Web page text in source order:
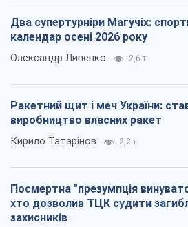
Два супертурніри Магучіх:
календар осені 2026 року
Олександр Липенко 2,6 т.
Ракетний щит і меч України:
виробництво власних ракет
Кирило Татарінов 2,2 т.
Посмертна "презумпція
хто дозволив ТЦК судити
захисників